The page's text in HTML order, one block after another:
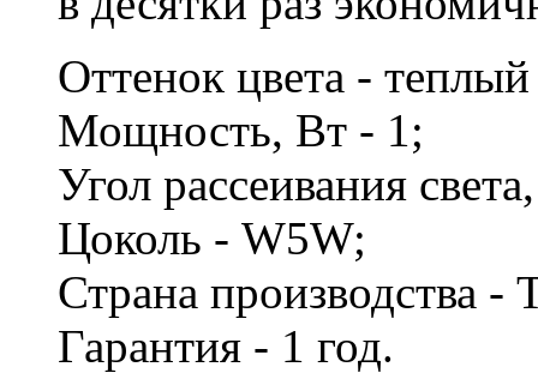
Оттенок цвета -
Мощность, Вт - 1;
Угол рассеивания
Цоколь - W5W;
Страна производства
Гарантия - 1 год.